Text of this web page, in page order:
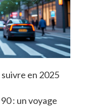
en 2025
: un voyage